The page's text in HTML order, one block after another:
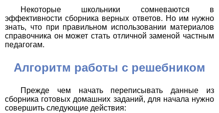
Некоторые школьники сомневаются в
эффективности сборника верных ответов. Но им нужно
знать, что при правильном использовании материалов
справочника он может стать отличной заменой частным
педагогам.
Алгоритм работы с решебником
Прежде чем начать переписывать данные из
сборника готовых домашних заданий, для начала нужно
совершить следующие действия: